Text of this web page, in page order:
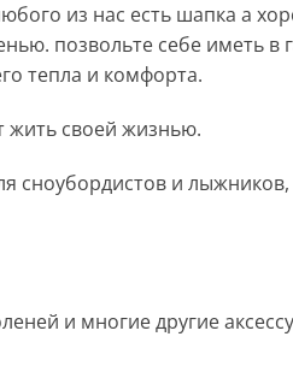
из нас есть шапка а
позвольте себе иметь
тепла и комфорта.
жить своей жизнью.
и лыжников,
и многие другие